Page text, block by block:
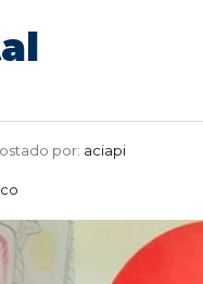
por: aciapi